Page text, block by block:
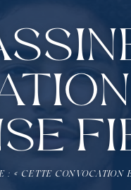
: « CETTE CONVOCATION